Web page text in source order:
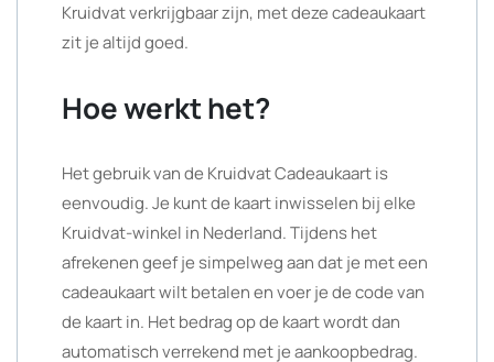
Kruidvat verkrijgbaar zijn, met deze cadeaukaart
zit je altijd goed.
Hoe werkt het?
Het gebruik van de Kruidvat Cadeaukaart is
eenvoudig. Je kunt de kaart inwisselen bij elke
Kruidvat-winkel in Nederland. Tijdens het
afrekenen geef je simpelweg aan dat je met een
cadeaukaart wilt betalen en voer je de code van
de kaart in. Het bedrag op de kaart wordt dan
automatisch verrekend met je aankoopbedrag.